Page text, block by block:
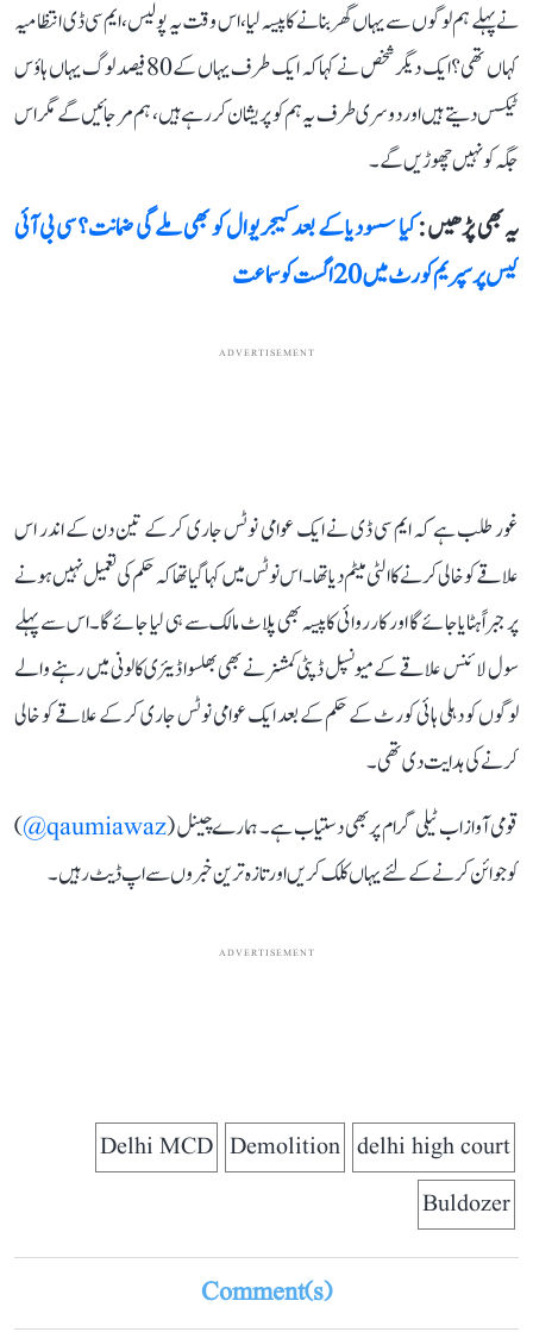
نے پہلے ہم لوگوں سے یہاں گھر بنانے کا پیسہ لیا، اس وقت یہ پولیس، ایم سی ڈی انتظامیہ
کہاں تھی؟ ایک دیگر شخص نے کہا کہ ایک طرف یہاں کے 80 فیصد لوگ یہاں ہاؤس
ٹیکس دیتے ہیں اور دوسری طرف یہ ہم کو پریشان کر رہے ہیں، ہم مر جائیں گے مگر اس
جگہ کو نہیں چھوڑیں گے۔
یہ بھی پڑھیں :کیا سسودیا کے بعد کیجریوال کو بھی ملے گی ضمانت؟ سی بی آئی
کیس پر سپریم کورٹ میں 20 اگست کو سماعت
ADVERTISEMENT
غور طلب ہے کہ ایم سی ڈی نے ایک عوامی نوٹس جاری کر کے تین دن کے اندر اس
علاقے کو خالی کرنے کا الٹی میٹم دیا تھا۔ اس نوٹس میں کہا گیا تھا کہ حکم کی تعمیل نہیں ہونے
پر جبراً ہٹایا جائے گا اور کارروائی کا پیسہ بھی پلاٹ مالک سے ہی لیا جائے گا۔ اس سے پہلے
سول لائنس علاقے کے میونسپل ڈپٹی کمشنر نے بھی بھلسوا ڈیئری کالونی میں رہنے والے
لوگوں کو دہلی ہائی کورٹ کے حکم کے بعد ایک عوامی نوٹس جاری کر کے علاقے کو خالی
کرنے کی ہدایت دی تھی۔
قومی آواز اب ٹیلی گرام پر بھی دستیاب ہے۔ ہمارے چینل (qaumiawaz@
)
کو جوائن کرنے کے لئے یہاں کلک کریں اور تازہ ترین خبروں سے اپ ڈیٹ رہیں۔
ADVERTISEMENT
delhi high court
Demolition
Delhi MCD
Buldozer
Comment(s)